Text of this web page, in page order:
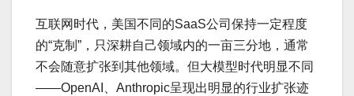
互联网时代，美国不同的SaaS公司保持一定程度
的“克制”，只深耕自己领域内的一亩三分地，通常
不会随意扩张到其他领域。但大模型时代明显不同
——OpenAI、Anthropic呈现出明显的行业扩张迹